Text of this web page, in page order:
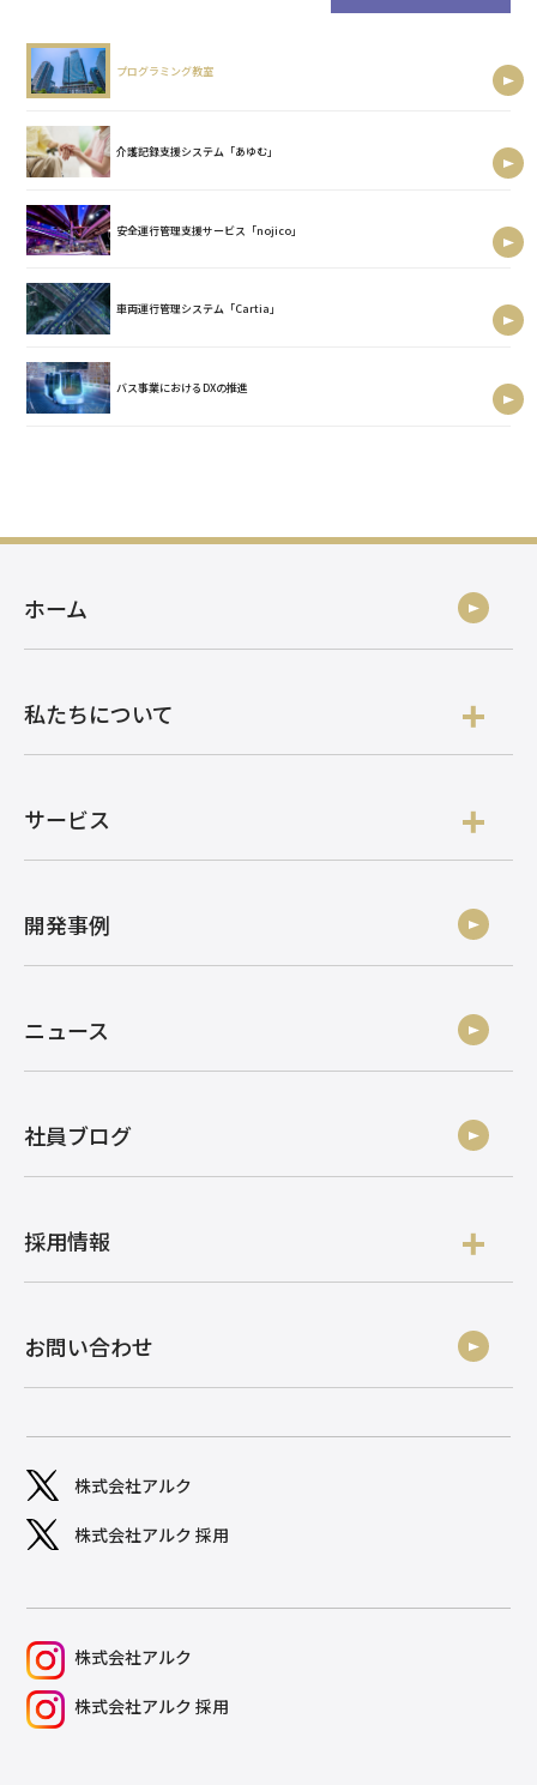
プログラミング教室
介護記録支援システム「あゆむ」
安全運行管理支援サービス「nojico」
車両運行管理システム「Cartia」
バス事業におけるDXの推進
ホーム
私たちについて
サービス
開発事例
ニュース
社員ブログ
採用情報
お問い合わせ
株式会社アルク
株式会社アルク 採用
株式会社アルク
株式会社アルク 採用